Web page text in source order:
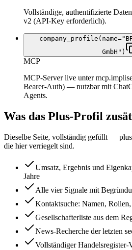
Vollständige, authentifizierte
v2 (API-Key erforderlich).
GmbH")
MCP
MCP-Server live unter
Bearer-Auth) — nutzbar mit
Agents.
Was das Plus-Profil
Dieselbe Seite, vollständig gefüllt —
die hier verriegelt sind.
Umsatz, Ergebnis und
Jahre
Alle vier Signale mit
Kontaktsuche: Namen,
Gesellschafterliste aus dem
News-Recherche der letzten
Vollständiger Handelsregister-